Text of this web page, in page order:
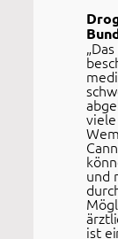
und
ist